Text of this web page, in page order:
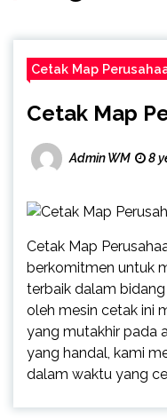
Cetak Map
Cetak Map
Admin WM 8
Cetak Map
berkomitmen untuk
terbaik dalam
oleh mesin cetak ini
yang mutakhir pada
yang handal, kami
dalam waktu yang